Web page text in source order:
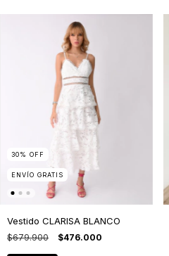
30% OFF
ENVÍO GRATIS
Vestido CLARISA BLANCO
$679.900 $476.000